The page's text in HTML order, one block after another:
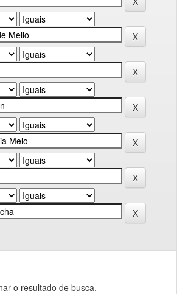
o resultado de busca.